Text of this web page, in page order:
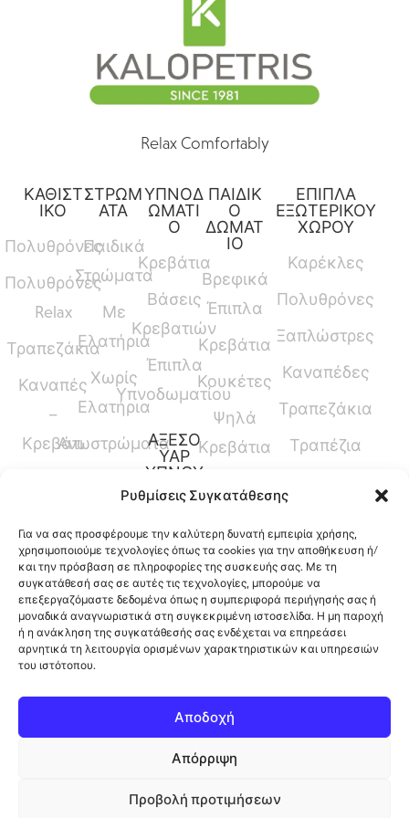
Ρυθμίσεις Συγκατάθεσης
Για να σας προσφέρουμε την καλύτερη δυνατή εμπειρία χρήσης,
χρησιμοποιούμε τεχνολογίες όπως τα cookies για την αποθήκευση ή/
και την πρόσβαση σε πληροφορίες της συσκευής σας. Με τη
συγκατάθεσή σας σε αυτές τις τεχνολογίες, μπορούμε να
επεξεργαζόμαστε δεδομένα όπως η συμπεριφορά περιήγησής σας ή
μοναδικά αναγνωριστικά στη συγκεκριμένη ιστοσελίδα. Η μη παροχή
ή η ανάκληση της συγκατάθεσής σας ενδέχεται να επηρεάσει
αρνητικά τη λειτουργία ορισμένων χαρακτηριστικών και υπηρεσιών
του ιστότοπου.
Αποδοχή
Απόρριψη
Προβολή προτιμήσεων
Relax Comfortably
ΚΑΘΙΣΤ
ΙΚΟ
Πολυθρόνες
Πολυθρόνες
Relax
Τραπεζάκια
Καναπές
–
Κρεβάτι
ΣΤΡΩΜ
ΑΤΑ
Παιδικά
Στρώματα
Με
Ελατήρια
Χωρίς
Ελατήρια
Ανωστρώματα
ΥΠΝΟΔ
ΩΜΑΤΙ
Ο
Κρεβάτια
Βάσεις
Κρεβατιών
Έπιπλα
Υπνοδωματίου
ΑΞΕΣΟ
ΥΑΡ
ΥΠΝΟΥ
Παπλώματα
Μαξιλάρια
Προστατευτικά
Καλύμματα
ΠΑΙΔΙΚ
Ο
ΔΩΜΑΤ
ΙΟ
Βρεφικά
Έπιπλα
Κρεβάτια
Κουκέτες
Ψηλά
Κρεβάτια
Ύψους
Γραφεία
ΕΠΙΠΛΑ
ΕΞΩΤΕΡΙΚΟΥ
ΧΩΡΟΥ
Καρέκλες
Πολυθρόνες
Ξαπλώστρες
Καναπέδες
Τραπεζάκια
Τραπέζια
12ο Χλμ. Ρόδου-Λίνδου, Φαληράκι, Ρόδος,
Ελλάδα